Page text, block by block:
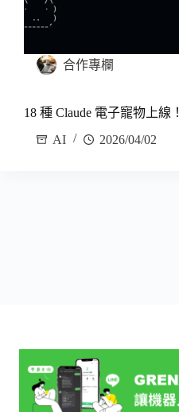
合作專欄
18 種 Claude 電子寵物上線！
AI
2026/04/02